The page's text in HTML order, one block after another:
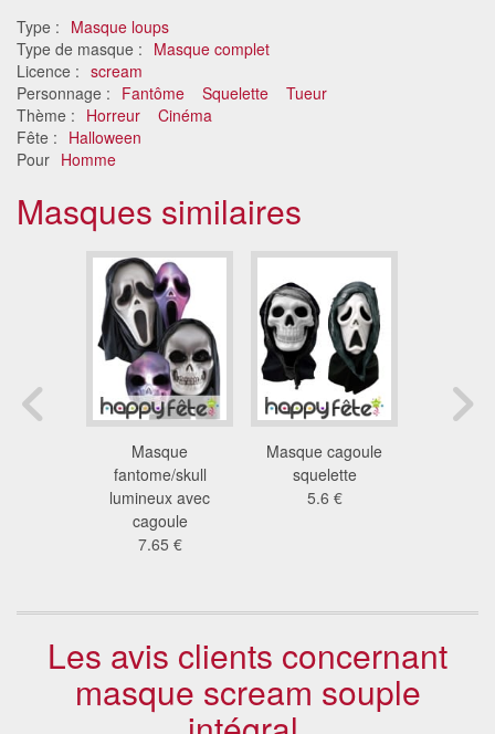
Type : Masque loups
Type de masque : Masque complet
Licence : scream
Personnage : Fantôme Squelette
Tueur
Thème : Horreur
Cinéma
Fête : Halloween
Pour Homme
Masques similaires
Masque
fantome/skull
lumineux avec
cagoule
7.65 €
Masque cagoule
squelette
5.6 €
Les avis clients concernant
masque scream souple